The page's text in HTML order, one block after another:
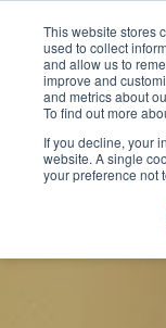
This website stores
used to collect
and allow us to
improve and
and metrics about
To find out more
If you decline, your
website. A single
your preference not